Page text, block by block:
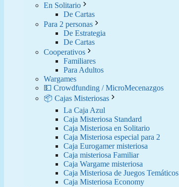
En Solitario
De Cartas
Para 2 personas
De Estrategia
De Cartas
Cooperativos
Familiares
Para Adultos
Wargames
💵 Crowdfunding / MicroMecenazgos
📦 Cajas Misteriosas
La Caja Azul
Caja Misteriosa Standard
Caja Misteriosa en Solitario
Caja Misteriosa especial para 2
Caja Eurogamer misteriosa
Caja misteriosa Familiar
Caja Wargame misteriosa
Caja Misteriosa de Juegos Temáticos
Caja Misteriosa Economy